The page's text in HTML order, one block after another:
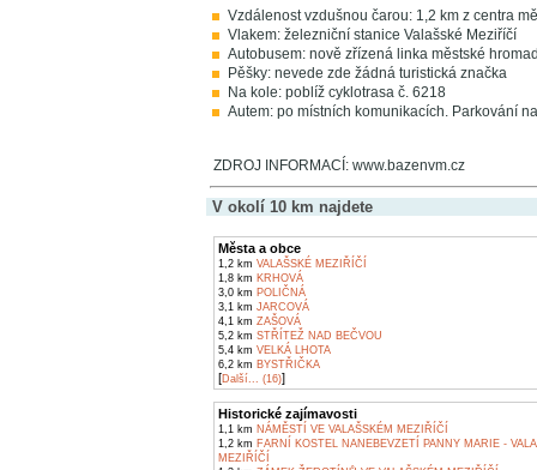
Vzdálenost vzdušnou čarou: 1,2 km z centra
Vlakem: železniční stanice Valašské Meziříčí
Autobusem: nově zřízená linka městské
Pěšky: nevede zde žádná turistická značka
Na kole: poblíž cyklotrasa č. 6218
Autem: po místních komunikacích. Parkování
ZDROJ INFORMACÍ: www.bazenvm.cz
V okolí 10 km najdete
Města a obce
1,2 km VALAŠSKÉ MEZIŘÍČÍ
1,8 km KRHOVÁ
3,0 km POLIČNÁ
3,1 km JARCOVÁ
4,1 km ZAŠOVÁ
5,2 km STŘÍTEŽ NAD BEČVOU
5,4 km VELKÁ LHOTA
6,2 km BYSTŘIČKA
[Další... (16)]
Historické zajímavosti
1,1 km NÁMĚSTÍ VE VALAŠSKÉM MEZIŘÍČÍ
1,2 km FARNÍ KOSTEL NANEBEVZETÍ PANNY MARIE -
MEZIŘÍČÍ